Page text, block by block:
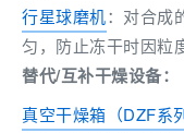
行星球磨机：对合成
匀，防止冻干时因粒
替代/互补干燥设备：
真空干燥箱（DZF系列